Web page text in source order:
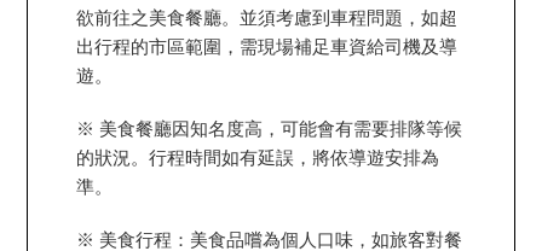
欲前往之美食餐廳。並須考慮到車程問題，如超
出行程的市區範圍，需現場補足車資給司機及導
遊。
※ 美食餐廳因知名度高，可能會有需要排隊等候
的狀況。行程時間如有延誤，將依導遊安排為
準。
※ 美食行程：美食品嚐為個人口味，如旅客對餐